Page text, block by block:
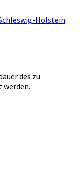
Holstein
des zu
werden.